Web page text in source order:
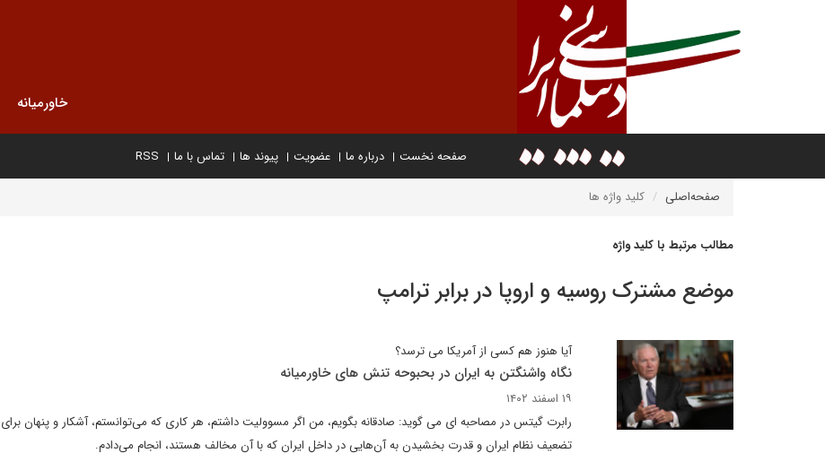
خاورمیانه
صفحه نخست درباره ما عضویت پیوند ها تماس با ما RSS
صفحه‌اصلی کلید واژه ها
مطالب مرتبط با کلید واژه
موضع مشترک روسیه و اروپا در برابر ترامپ
آیا هنوز هم کسی از آمریکا می ترسد؟
نگاه واشنگتن به ایران در بحبوحه تنش های خاورمیانه
۱۹ اسفند ۱۴۰۲
رابرت گیتس در مصاحبه ای می گوید: صادقانه بگویم، من اگر مسوولیت داشتم، هر کاری که می‌توانستم، آشکار و پنهان برای
تضعیف نظام ایران و قدرت بخشیدن به آن‌هایی در داخل ایران که با آن مخالف هستند، انجام می‌دادم.